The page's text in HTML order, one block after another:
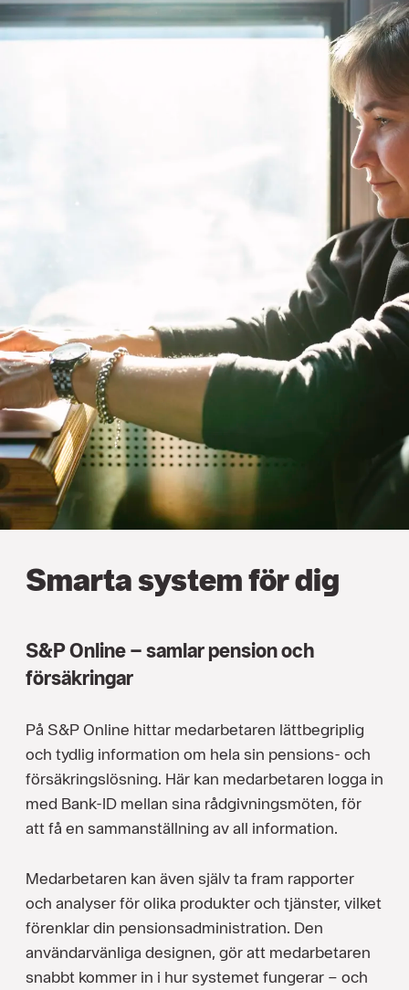
Smarta system för dig
S&P Online – samlar pension och
försäkringar
På S&P Online hittar medarbetaren lättbegriplig
och tydlig information om hela sin pensions- och
försäkringslösning. Här kan medarbetaren logga in
med Bank-ID mellan sina rådgivningsmöten, för
att få en sammanställning av all information.
Medarbetaren kan även själv ta fram rapporter
och analyser för olika produkter och tjänster, vilket
förenklar din pensionsadministration. Den
användarvänliga designen, gör att medarbetaren
snabbt kommer in i hur systemet fungerar – och